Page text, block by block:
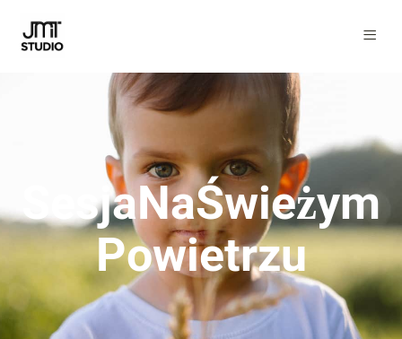
SesjaNaŚwieżym
Powietrzu